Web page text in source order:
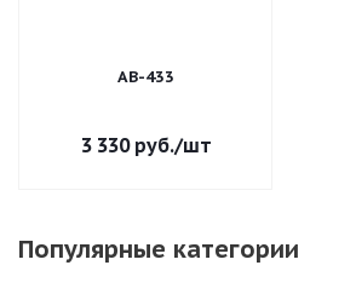
АВ-433
3 330руб./шт
Популярные категории